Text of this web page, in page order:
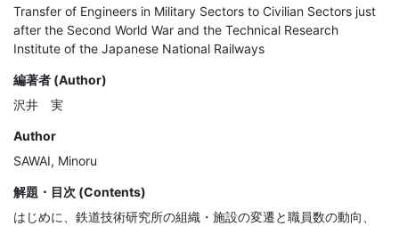
Transfer of Engineers in Military Sectors to Civilian Sectors just
after the Second World War and the Technical Research
Institute of the Japanese National Railways
編著者 (Author)
沢井 実
Author
SAWAI, Minoru
解題・目次 (Contents)
はじめに、鉄道技術研究所の組織・施設の変遷と職員数の動向、